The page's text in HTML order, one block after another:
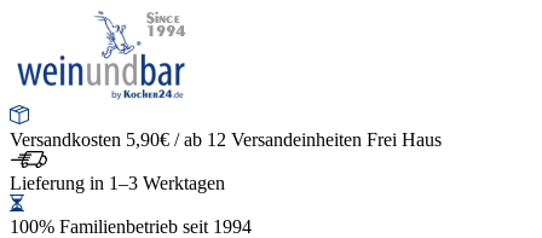
Versandkosten 5,90€ / ab 12 Versandeinheiten Frei Haus
Lieferung in 1–3 Werktagen
100% Familienbetrieb seit 1994